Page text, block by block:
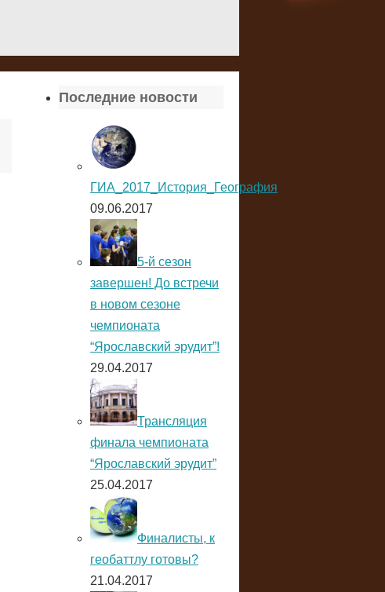
Последние новости
ГИА_2017_История_География
09.06.2017
5-й сезон
завершен! До встречи
в новом сезоне
чемпионата
“Ярославский эрудит”!
29.04.2017
Трансляция
финала чемпионата
“Ярославский эрудит”
25.04.2017
Финалисты, к
геобаттлу готовы?
21.04.2017